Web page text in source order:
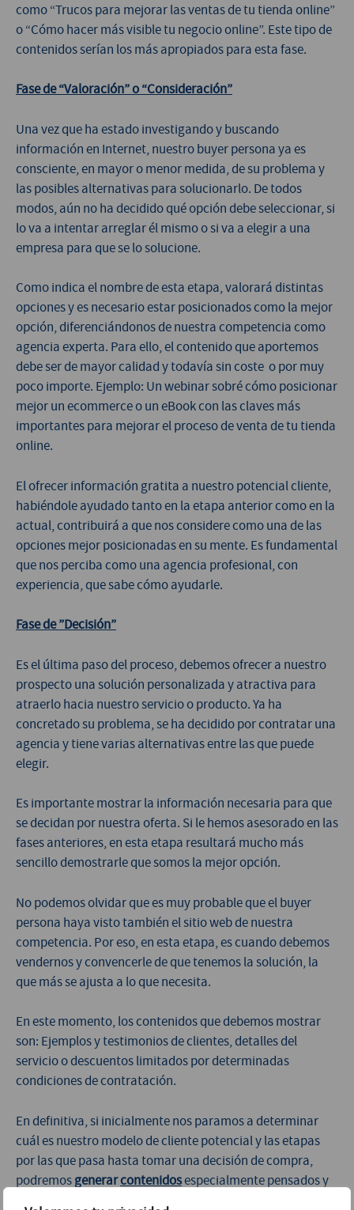
como “Trucos para mejorar las ventas de tu tienda online”
o “Cómo hacer más visible tu negocio online”. Este tipo de
contenidos serían los más apropiados para esta fase.
Fase de “Valoración” o “Consideración”
Una vez que ha estado investigando y buscando
información en Internet, nuestro buyer persona ya es
consciente, en mayor o menor medida, de su problema y
las posibles alternativas para solucionarlo. De todos
modos, aún no ha decidido qué opción debe seleccionar, si
lo va a intentar arreglar él mismo o si va a elegir a una
empresa para que se lo solucione.
Como indica el nombre de esta etapa, valorará distintas
opciones y es necesario estar posicionados como la mejor
opción, diferenciándonos de nuestra competencia como
agencia experta. Para ello, el contenido que aportemos
debe ser de mayor calidad y todavía sin coste o por muy
poco importe. Ejemplo: Un webinar sobré cómo posicionar
mejor un ecommerce o un eBook con las claves más
importantes para mejorar el proceso de venta de tu tienda
online.
El ofrecer información gratita a nuestro potencial cliente,
habiéndole ayudado tanto en la etapa anterior como en la
actual, contribuirá a que nos considere como una de las
opciones mejor posicionadas en su mente. Es fundamental
que nos perciba como una agencia profesional, con
experiencia, que sabe cómo ayudarle.
Fase de ”Decisión”
Es el última paso del proceso, debemos ofrecer a nuestro
prospecto una solución personalizada y atractiva para
atraerlo hacia nuestro servicio o producto. Ya ha
concretado su problema, se ha decidido por contratar una
agencia y tiene varias alternativas entre las que puede
elegir.
Es importante mostrar la información necesaria para que
se decidan por nuestra oferta. Si le hemos asesorado en las
fases anteriores, en esta etapa resultará mucho más
sencillo demostrarle que somos la mejor opción.
No podemos olvidar que es muy probable que el buyer
persona haya visto también el sitio web de nuestra
competencia. Por eso, en esta etapa, es cuando debemos
vendernos y convencerle de que tenemos la solución, la
que más se ajusta a lo que necesita.
En este momento, los contenidos que debemos mostrar
son: Ejemplos y testimonios de clientes, detalles del
servicio o descuentos limitados por determinadas
condiciones de contratación.
En definitiva, si inicialmente nos paramos a determinar
cuál es nuestro modelo de cliente potencial y las etapas
por las que pasa hasta tomar una decisión de compra,
podremosgenerarcontenidosespecialmente pensados y